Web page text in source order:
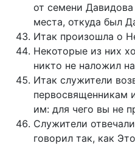
от семени
места, откуда был
Итак произошла о
Некоторые из них
никто не наложил
Итак служители
первосвященникам
им: для чего вы не
Служители
говорил так, как